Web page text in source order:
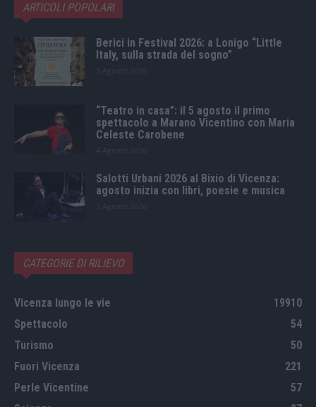
ARTICOLI POPOLARI
Berici in Festival 2026: a Lonigo “Little
Italy, sulla strada del sogno”
“Teatro in casa”: il 5 agosto il primo
spettacolo a Marano Vicentino con Maria
Celeste Carobene
Salotti Urbani 2026 al Bixio di Vicenza:
agosto inizia con libri, poesie e musica
CATEGORIE DI RILIEVO
Vicenza lungo le vie
19910
Spettacolo
54
Turismo
50
Fuori Vicenza
221
Perle Vicentine
57